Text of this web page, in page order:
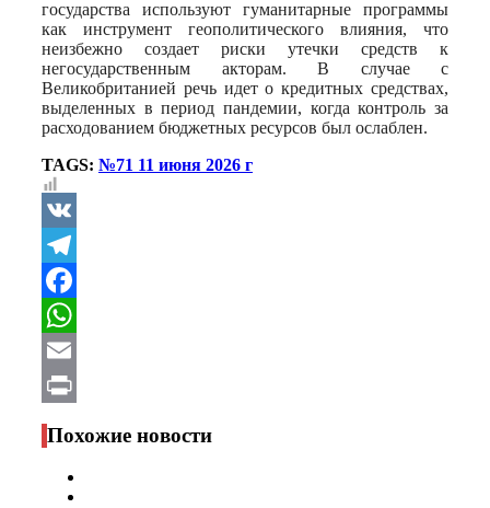
государства используют гуманитарные программы
как инструмент геополитического влияния, что
неизбежно создает риски утечки средств к
негосударственным акторам. В случае с
Великобританией речь идет о кредитных средствах,
выделенных в период пандемии, когда контроль за
расходованием бюджетных ресурсов был ослаблен.
TAGS: №71 11 июня 2026 г
VK
Telegram
Facebook
WhatsApp
Email
Print
Похожие новости